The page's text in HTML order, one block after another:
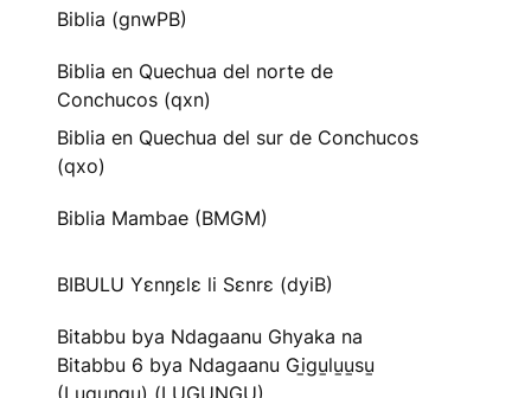
Biblia (gnwPB)
Biblia en Quechua del norte de
Conchucos (qxn)
Biblia en Quechua del sur de Conchucos
(qxo)
Biblia Mambae (BMGM)
BIBULU Yɛnŋɛlɛ li Sɛnrɛ (dyiB)
Bitabbu bya Ndagaanu Ghyaka na
Bitabbu 6 bya Ndagaanu Gi̱gu̱lu̱u̱su̱
(Lugungu) (LUGUNGU)